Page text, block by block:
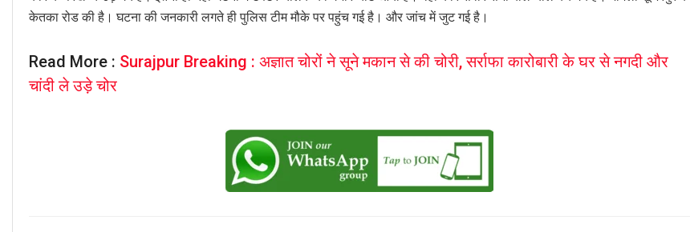
केतका रोड की है। घटना की जनकारी लगते ही पुलिस टीम मौके पर पहुंच गई है। और जांच में जुट गई है।
Read More : Surajpur Breaking : अज्ञात चोरों ने सूने मकान से की चोरी, सर्राफा कारोबारी के घर से नगदी और
चांदी ले उड़े चोर